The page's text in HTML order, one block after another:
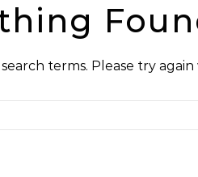
terms. Please try